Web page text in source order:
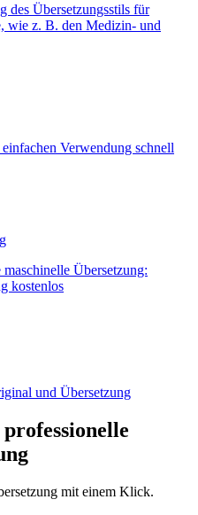
des Übersetzungsstils für
wie z. B. den Medizin- und
Verwendung schnell
Übersetzung:
kostenlos
und Übersetzung
mit einem Klick.